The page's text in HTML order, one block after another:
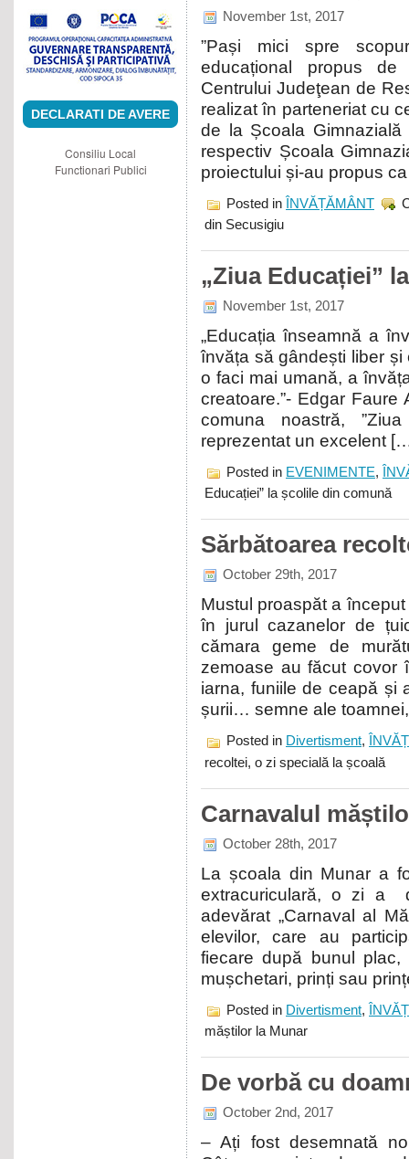
DECLARATI DE AVERE
Consiliu Local
Functionari Publici
November 1st, 2017
”Pași mici spre
educațional propus de
Centrului Judeţean de
realizat în parteneriat cu
de la Școala Gimnazială
respectiv Școala
proiectului și-au propus
Posted in ÎNVĂȚĂMÂNT
din Secusigiu
„Ziua Educației”
November 1st, 2017
„Educația înseamnă a
învăța să gândești liber
o faci mai umană, a
creatoare.”- Edgar
comuna noastră,
reprezentat un excelent
Posted in EVENIMENTE,
Educației” la școlile din comună
Sărbătoarea
October 29th, 2017
Mustul proaspăt a
în jurul cazanelor de
cămara geme de
zemoase au făcut covor
iarna, funiile de ceapă și
șurii… semne ale
Posted in Divertisment,
recoltei, o zi specială la școală
Carnavalul
October 28th, 2017
La școala din Munar a
extracuriculară, o zi a
adevărat „Carnaval al
elevilor, care au
fiecare după bunul
mușchetari, prinți sau
Posted in Divertisment,
măștilor la Munar
De vorbă cu
October 2nd, 2017
– Ați fost desemnată